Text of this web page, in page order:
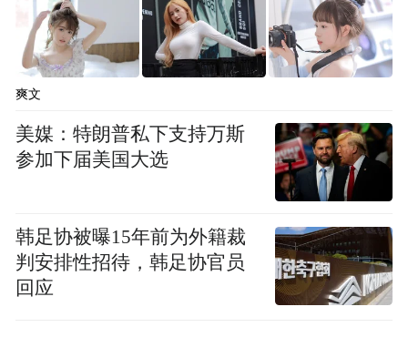
爽文
美媒：特朗普私下支持万斯
参加下届美国大选
韩足协被曝15年前为外籍裁
判安排性招待，韩足协官员
回应